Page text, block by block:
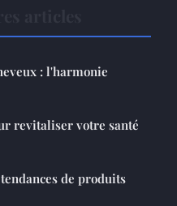
: l'harmonie
revitaliser votre santé
de produits